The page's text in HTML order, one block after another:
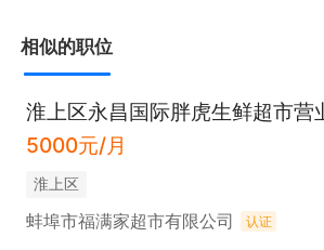
相似的职位
淮上区永昌国际胖虎生鲜超市营
5000元/月
淮上区
蚌埠市福满家超市有限公司 认证